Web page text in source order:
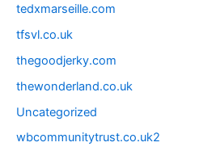
tedxmarseille.com
tfsvl.co.uk
thegoodjerky.com
thewonderland.co.uk
Uncategorized
wbcommunitytrust.co.uk2